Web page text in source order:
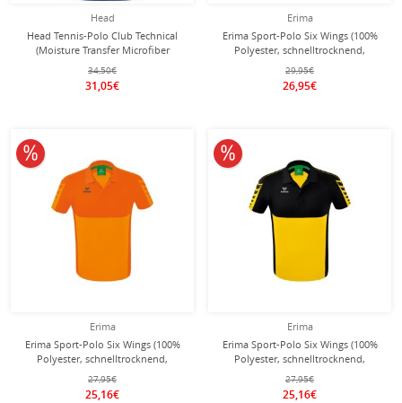
Head
Head Tennis-Polo Club Technical
(Moisture Transfer Microfiber
Technologie) royalblau Herrem
34,50€
31,05€
Erima
Erima Sport-Polo Six Wings (100%
Polyester, schnelltrocknend,
angenehmes Tragegefühl)
curacaoblau Herren
29,95€
26,95€
Erima
Erima Sport-Polo Six Wings (100%
Polyester, schnelltrocknend,
angenehmes Tragegefühl) orange
Herren
27,95€
25,16€
10% reduziert
Erima
Erima Sport-Polo Six Wings (100%
Polyester, schnelltrocknend,
angenehmes Tragegefühl)
gelb/schwarz Herren
27,95€
25,16€
10% reduziert